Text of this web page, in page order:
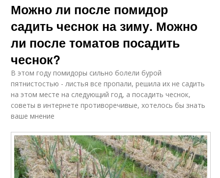
Можно ли после помидор
садить чеснок на зиму. Можно
ли после томатов посадить
чеснок?
В этом году помидоры сильно болели бурой
пятнистостью - листья все пропали, решила их не садить
на этом месте на следующий год, а посадить чеснок,
советы в интернете противоречивые, хотелось бы знать
ваше мнение